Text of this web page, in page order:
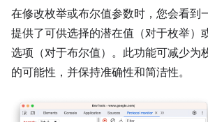
在修改枚举或布尔值参数时，您会看到
提供了可供选择的潜在值（对于枚举）
选项（对于布尔值）。此功能可减少为
的可能性，并保持准确性和简洁性。